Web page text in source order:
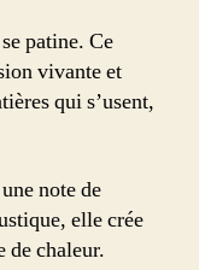
se patine. Ce
vivante et
qui s’usent,
note de
elle crée
de chaleur.